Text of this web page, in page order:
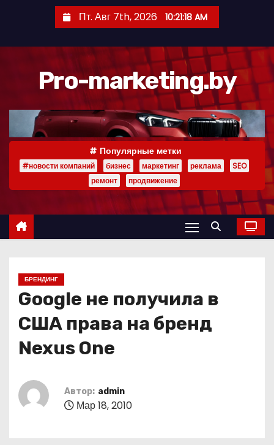
р
Пт. Авг 7th, 2026 10:21:18 AM
Pro-marketing.by
Популярные метки
#новости компаний бизнес маркетинг реклама
SEO
ремонт
продвижение
БРЕНДИНГ
Google не получила в
США права на бренд
Nexus One
Автор: admin
Мар 18, 2010